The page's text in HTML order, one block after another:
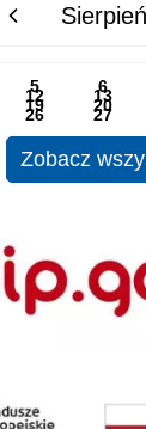
poprzedni miesiącSierpień
5 6
12 13
19 20
26 27
Zobacz